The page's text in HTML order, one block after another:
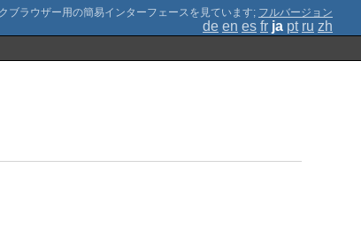
; フルバージョン
de en es fr ja pt ru zh